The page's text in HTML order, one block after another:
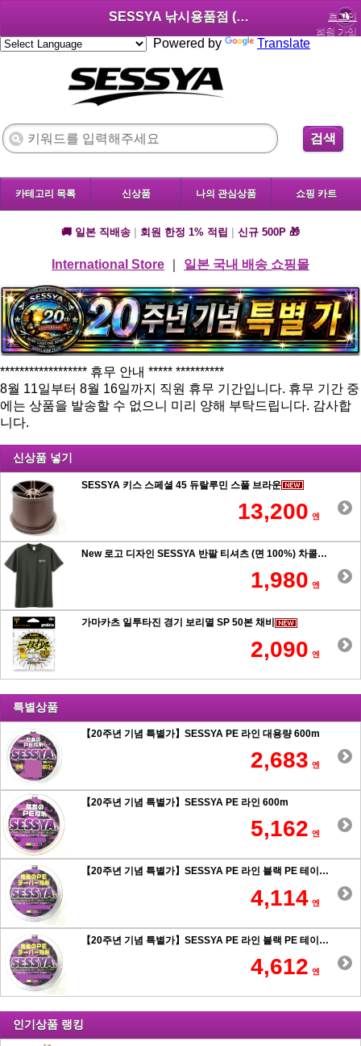
SESSYA 낚시용품점 (한국어)
Powered by
Translate
로그인
회원 가입
검색
카테고리 목록 신상품 나의 관심상품 쇼핑 카트
🚚 일본 직배송 회원 한정 1% 적립 신규 500P 🎁
International Store 일본 국내 배송 쇼핑몰
****************** 휴무 안내 ***** **********
8월 11일부터 8월 16일까지 직원 휴무 기간입니다. 휴무 기간 중
에는 상품을 발송할 수 없으니 미리 양해 부탁드립니다. 감사합
니다.
신상품 넣기
SESSYA 키스 스페셜 45 듀랄루민 스풀 브라운
13,200 엔
New 로고 디자인 SESSYA 반팔 티셔츠 (면 100%) 차콜
1,980 엔
가마카츠 일투타진 경기 보리멸 SP 50본 채비
2,090 엔
특별상품
【20주년 기념 특별가】SESSYA PE 라인 대용량 600m
2,683 엔
【20주년 기념 특별가】SESSYA PE 라인 600m
5,162 엔
【20주년 기념 특별가】SESSYA PE 라인 블랙 PE 테이퍼 힘사 원투 0.6호 이상
4,114 엔
【20주년 기념 특별가】SESSYA PE 라인 블랙 PE 테이퍼 힘사 원투 0.5호 이하
4,612 엔
인기상품 랭킹